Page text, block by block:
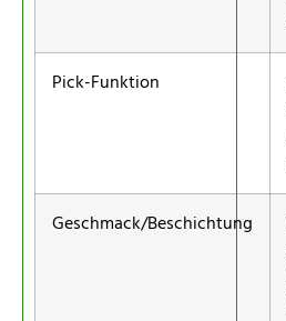
Pick-Funktion
Geschmack/Beschichtung